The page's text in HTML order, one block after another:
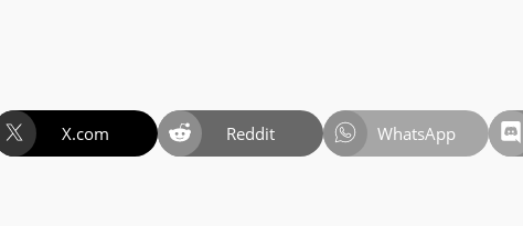
X.com Reddit WhatsApp